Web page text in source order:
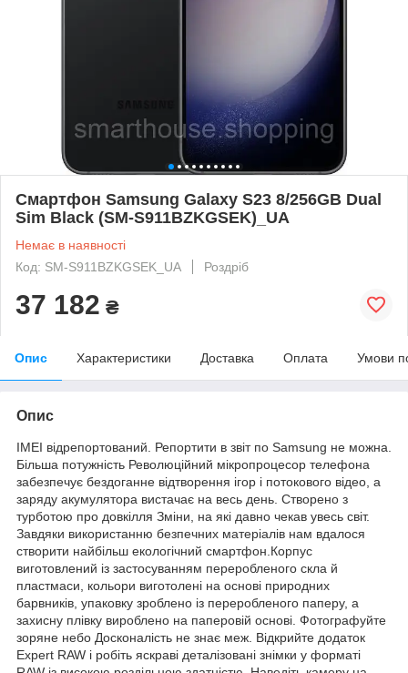
Смартфон Samsung Galaxy S23 8/256GB Dual
Sim Black (SM-S911BZKGSEK)_UA
Немає в наявності
Код: SM-S911BZKGSEK_UA
Роздріб
37 182 ₴
Опис Характеристики Доставка Оплата Умови
Опис
IMEI відрепортований. Репортити в звіт по Samsung не можна.
Більша потужність Революційний мікропроцесор телефона
забезпечує бездоганне відтворення ігор і потокового відео, а
заряду акумулятора вистачає на весь день. Створено з
турботою про довкілля Зміни, на які давно чекав увесь світ.
Завдяки використанню безпечних матеріалів нам вдалося
створити найбільш екологічний смартфон.Корпус
виготовлений із застосуванням переробленого скла й
пластмаси, кольори виготолені на основі природних
барвників, упаковку зроблено із переробленого паперу, а
захисну плівку вироблено на паперовій основі. Фотографуйте
зоряне небо Досконалість не знає меж. Відкрийте додаток
Expert RAW і робіть яскраві деталізовані знімки у форматі